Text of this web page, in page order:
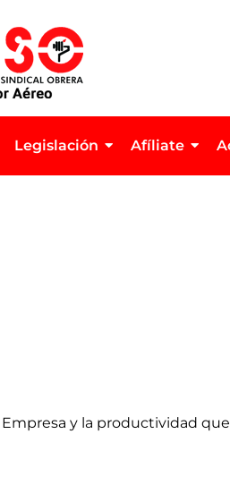
Legislación Afíliate
y la productividad